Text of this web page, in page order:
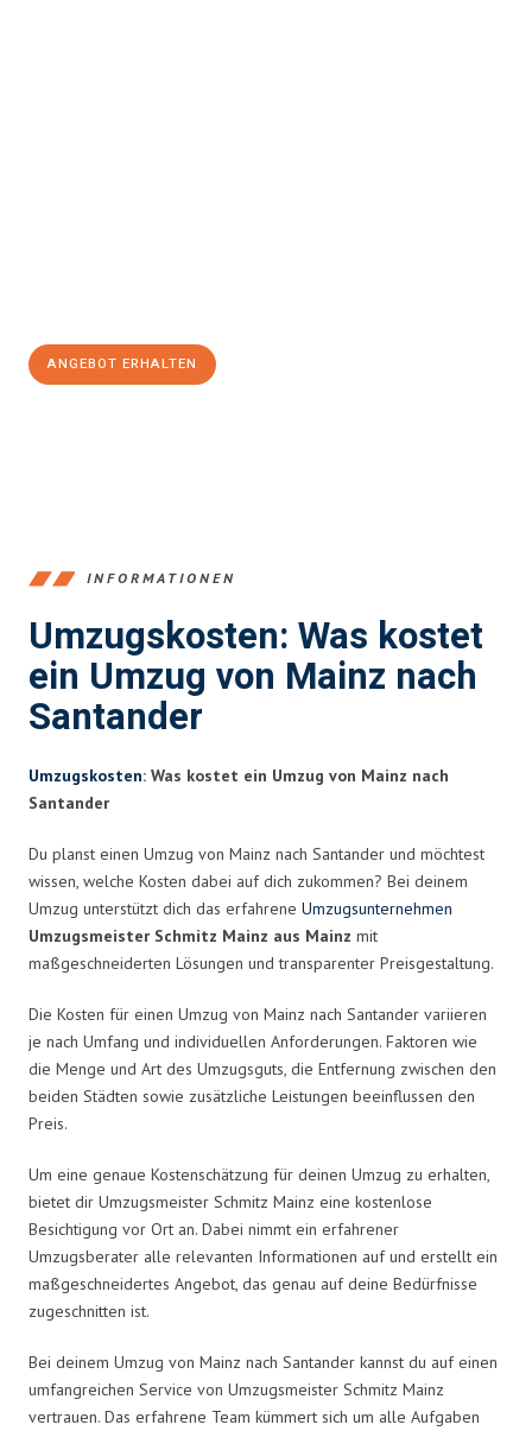
ANGEBOT ERHALTEN
INFORMATIONEN
Umzugskosten: Was kostet
ein Umzug von Mainz nach
Santander
Umzugskosten: Was kostet ein Umzug von Mainz nach
Santander
Du planst einen Umzug von Mainz nach Santander und möchtest
wissen, welche Kosten dabei auf dich zukommen? Bei deinem
Umzug unterstützt dich das erfahrene Umzugsunternehmen
Umzugsmeister Schmitz Mainz aus Mainz mit
maßgeschneiderten Lösungen und transparenter Preisgestaltung.
Die Kosten für einen Umzug von Mainz nach Santander variieren
je nach Umfang und individuellen Anforderungen. Faktoren wie
die Menge und Art des Umzugsguts, die Entfernung zwischen den
beiden Städten sowie zusätzliche Leistungen beeinflussen den
Preis.
Um eine genaue Kostenschätzung für deinen Umzug zu erhalten,
bietet dir Umzugsmeister Schmitz Mainz eine kostenlose
Besichtigung vor Ort an. Dabei nimmt ein erfahrener
Umzugsberater alle relevanten Informationen auf und erstellt ein
maßgeschneidertes Angebot, das genau auf deine Bedürfnisse
zugeschnitten ist.
Bei deinem Umzug von Mainz nach Santander kannst du auf einen
umfangreichen Service von Umzugsmeister Schmitz Mainz
vertrauen. Das erfahrene Team kümmert sich um alle Aufgaben